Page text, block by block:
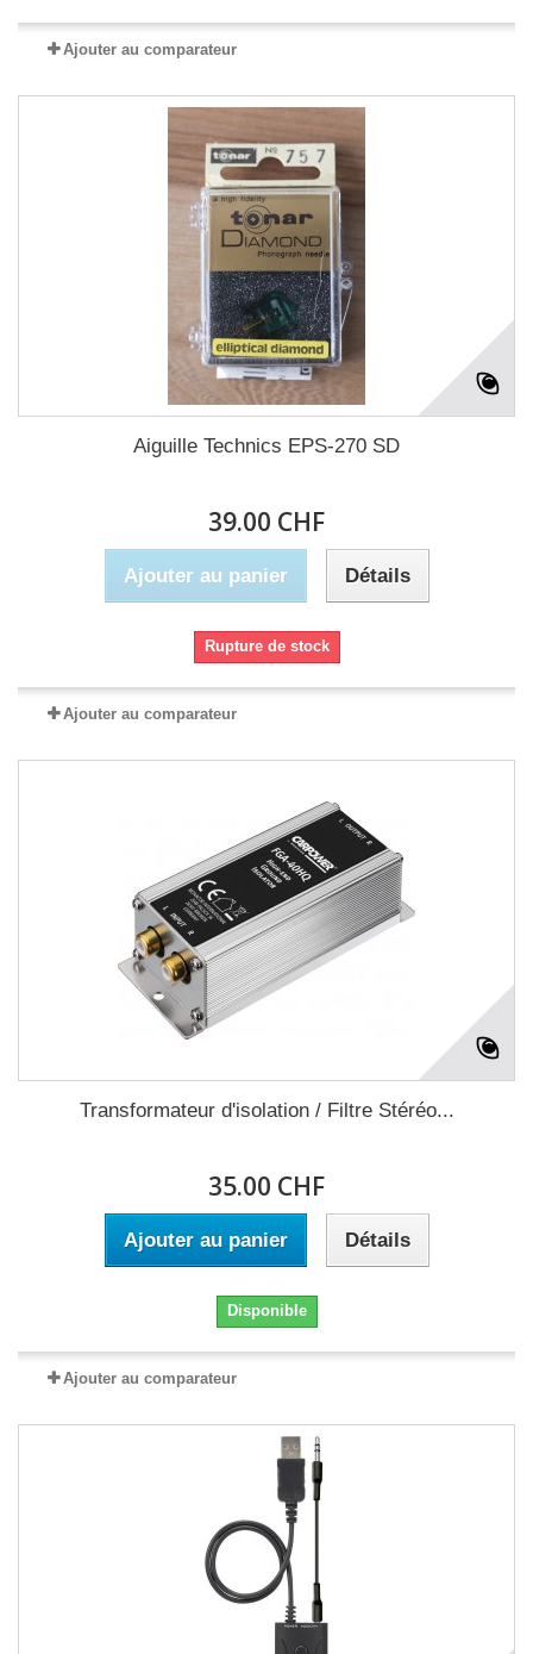
Ajouter au comparateur
Aiguille Technics EPS-270 SD
39.00 CHF
Ajouter au panier Détails
Rupture de stock
Ajouter au comparateur
Transformateur d'isolation / Filtre Stéréo...
35.00 CHF
Ajouter au panier Détails
Disponible
Ajouter au comparateur